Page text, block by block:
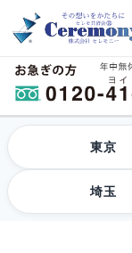
東京
埼玉